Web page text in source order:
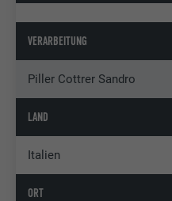
VERARBEITUNG
Piller Cottrer Sandro
LAND
Italien
ORT